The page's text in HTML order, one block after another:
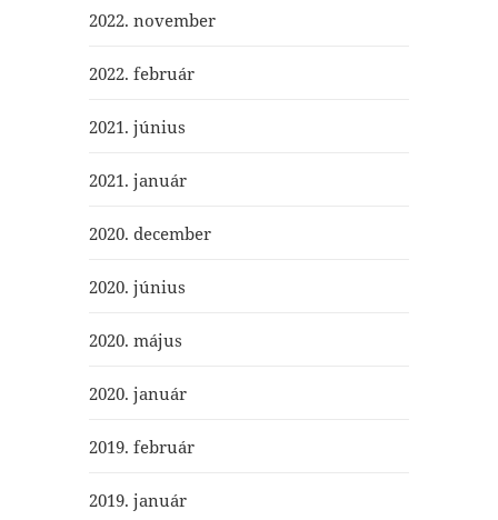
2022. november
2022. február
2021. június
2021. január
2020. december
2020. június
2020. május
2020. január
2019. február
2019. január